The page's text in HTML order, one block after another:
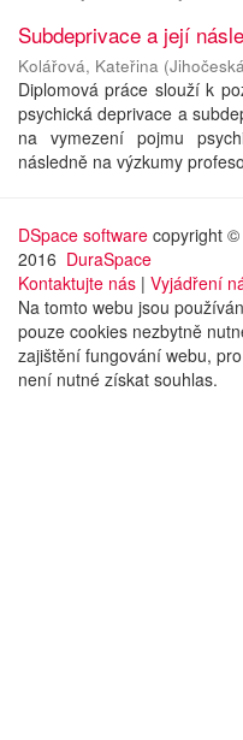
Subdeprivace a její
Kolářová, Kateřina (
Diplomová práce slouží k
psychická deprivace a
na vymezení pojmu
následně na výzkumy
DSpace software copyright ©
2016 DuraSpace
Kontaktujte nás | Vyjádření
Na tomto webu jsou
pouze cookies nezbytně
zajištění fungování webu,
není nutné získat souhlas.